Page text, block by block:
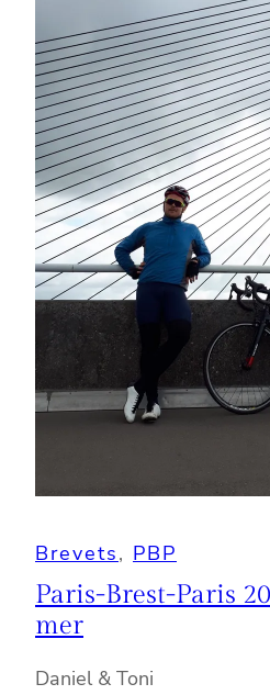
Brevets, PBP
Paris-Brest-Paris
mer
Daniel & Toni